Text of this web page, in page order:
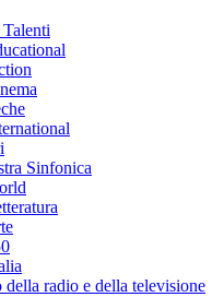
Sinfonica
della radio e della televisione